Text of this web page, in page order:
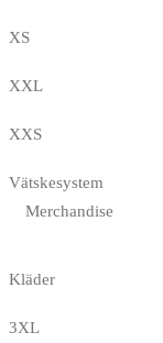
XS
XXL
XXS
Vätskesystem
Merchandise
Kläder
3XL